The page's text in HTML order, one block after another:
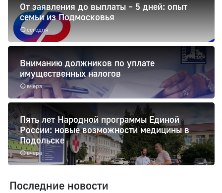
сегодня
От заявления до выплаты – 5 дней: опыт
семьи из Подмосковья
вчера
Вниманию должников по уплате
имущественных налогов
вчера
Пять лет Народной программы Единой
России: новые возможности медицины в
Подольске
Последние новости